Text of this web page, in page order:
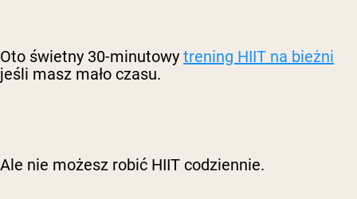
Oto świetny 30-minutowy trening HIIT na bieżni
jeśli masz mało czasu.
Ale nie możesz robić HIIT codziennie.